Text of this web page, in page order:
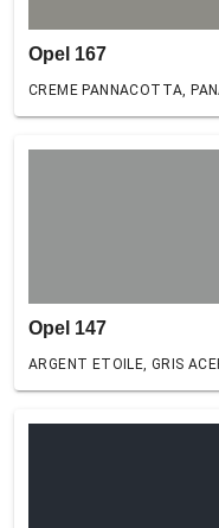
Opel 167
CREME PANNACOTTA,
Opel 147
ARGENT ETOILE, GRIS